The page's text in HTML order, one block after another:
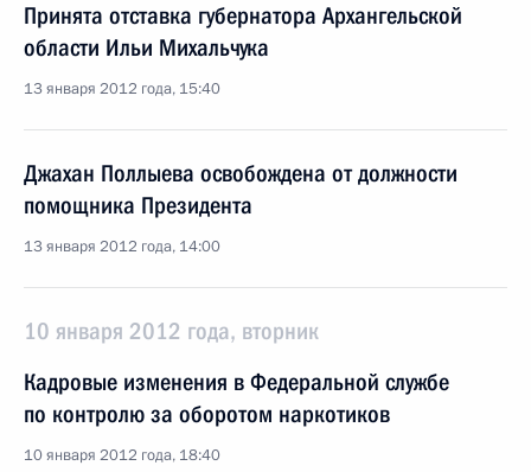
Принята отставка губернатора Архангельской
области Ильи Михальчука
13 января 2012 года, 15:40
Джахан Поллыева освобождена от должности
помощника Президента
13 января 2012 года, 14:00
10 января 2012 года, вторник
Кадровые изменения в Федеральной службе
по контролю за оборотом наркотиков
10 января 2012 года, 18:40